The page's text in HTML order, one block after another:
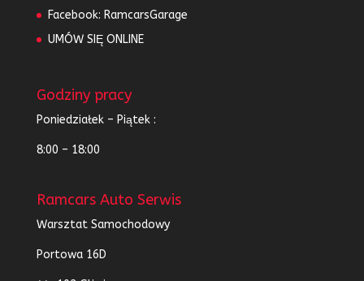
Facebook: RamcarsGarage
UMÓW SIĘ ONLINE
Godziny pracy
Poniedziałek – Piątek :
8:00 – 18:00
Ramcars Auto Serwis
Warsztat Samochodowy
Portowa 16D